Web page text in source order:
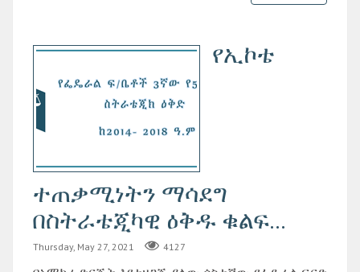
የኢኮቴ
ተጠቃሚነትን ማሳደግ
በስትራቴጂካዊ ዕቅዱ ቁልፍ...
Thursday, May 27, 2021 4127